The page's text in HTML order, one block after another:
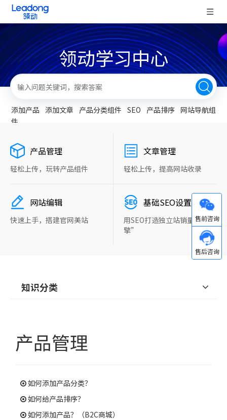
领动学习中心
添加产品 添加文章 产品分类组件 SEO 产品排序 网站导航组
件
产品管理
轻松上传，玩转产品组件
文章管理
轻松上传，提高网站收录
网站编辑
快速上手，搭建官网美站
基础SEO设置
用SEO打造独立站销量“新引
擎”
知识分类
产品管理
如何添加产品分类？
如何给产品排序？
如何添加产品？（B2C商城）
微信